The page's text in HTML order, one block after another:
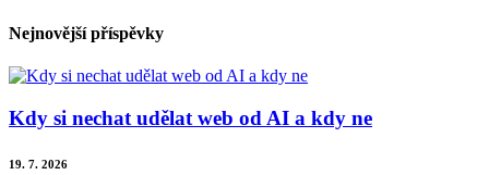
Nejnovější příspěvky
Kdy si nechat udělat web od AI a kdy ne
19. 7. 2026